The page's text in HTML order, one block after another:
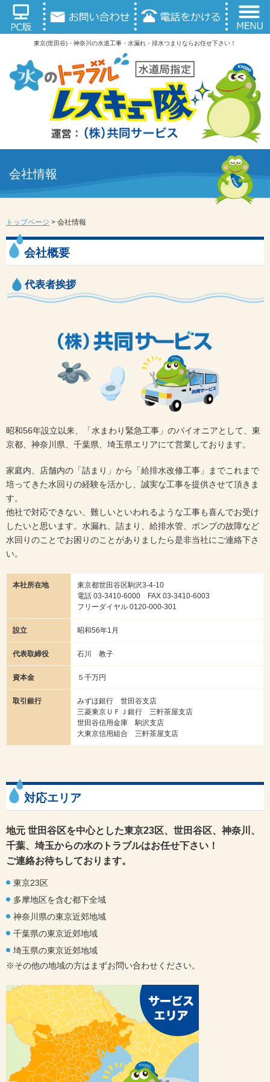
東京(世田谷)・神奈川の水道工事・水漏れ・排水つまりならお任せ下さい！
会社情報
トップページ > 会社情報
会社概要
代表者挨拶
昭和56年設立以来、「水まわり緊急工事」のパイオニアとして、東
京都、神奈川県、千葉県、埼玉県エリアにて営業しております。
家庭内、店舗内の「詰まり」から「給排水改修工事」までこれまで
培ってきた水回りの経験を活かし、誠実な工事を提供させて頂きま
す。
他社で対応できない、難しいといわれるような工事も喜んでお受け
したいと思います。水漏れ、詰まり、給排水管、ポンプの故障など
水回りのことでお困りのことがありましたら是非当社にご連絡下さ
い。
本社所在地
東京都世田谷区駒沢3-4-10
電話 03-3410-6000 FAX 03-3410-6003
フリーダイヤル 0120-000-301
設立 昭和56年1月
代表取締役 石川 教子
資本金 ５千万円
取引銀行
みずほ銀行 世田谷支店
三菱東京ＵＦＪ銀行 三軒茶屋支店
世田谷信用金庫 駒沢支店
大東京信用組合 三軒茶屋支店
対応エリア
地元 世田谷区を中心とした東京23区、世田谷区、神奈川、
千葉、埼玉からの水のトラブルはお任せ下さい！
ご連絡お待ちしております。
東京23区
多摩地区を含む都下全域
神奈川県の東京近郊地域
千葉県の東京近郊地域
埼玉県の東京近郊地域
※その他の地域の方はまずお問い合わせください。